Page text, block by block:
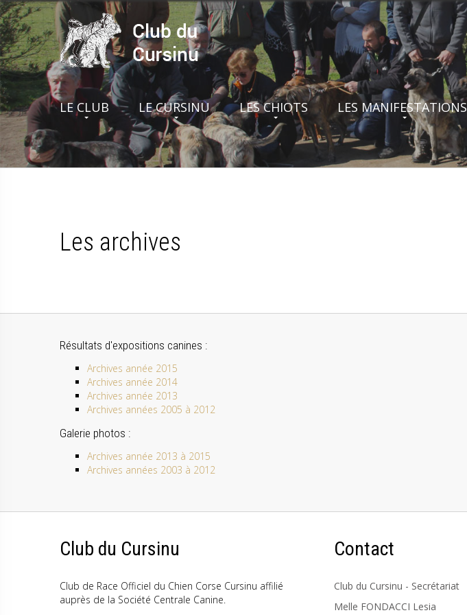
LE CLUB LE CURSINU LES CHIOTS LES MANIFESTATIONS
Les archives
Résultats d'expositions canines :
Archives année 2015
Archives année 2014
Archives année 2013
Archives années 2005 à 2012
Galerie photos :
Archives année 2013 à 2015
Archives années 2003 à 2012
Club du Cursinu
Club de Race Officiel du Chien Corse Cursinu affilié
auprès de la Société Centrale Canine.
Contact
Club du Cursinu - Secrétariat
Melle FONDACCI Lesia